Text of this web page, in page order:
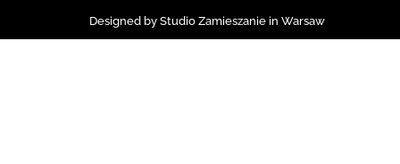
Designed by Studio Zamieszanie in Warsaw